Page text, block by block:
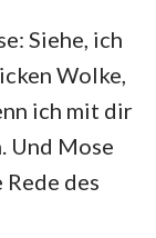
Siehe, ich
Wolke,
ich mit dir
Und Mose
des